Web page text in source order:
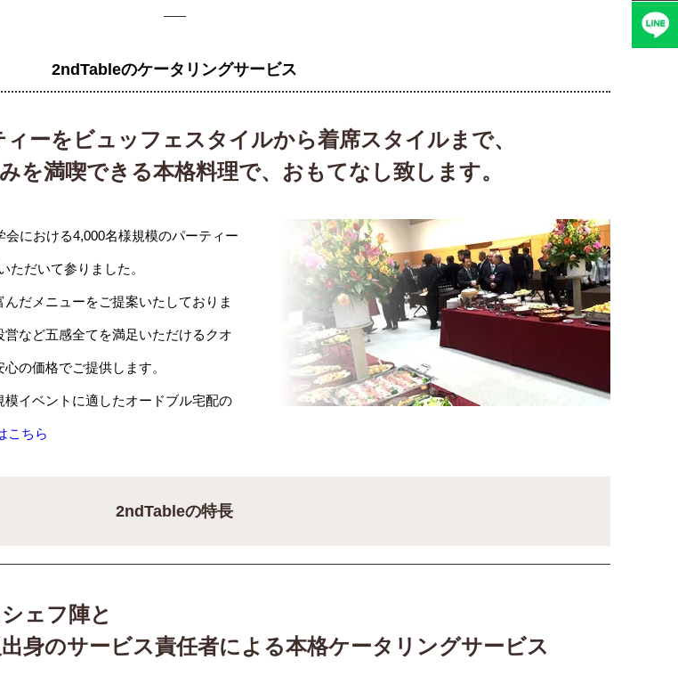
2ndTableのケータリングサービス
ーをビュッフェスタイルから着席スタイルまで、
を満喫できる本格料理で、おもてなし致します。
における4,000名様規模のパーティー
ただいて参りました。
だメニューをご提案いたしておりま
など五感全てを満足いただけるクオ
の価格でご提供します。
イベントに適したオードブル宅配の
こちら
2ndTableの特長
ェフ陣と
身のサービス責任者による本格ケータリングサービス